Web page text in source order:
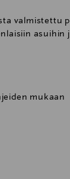
valmistettu
asuihin
mukaan